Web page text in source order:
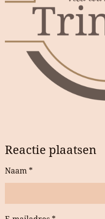
Reactie plaatsen
Naam *